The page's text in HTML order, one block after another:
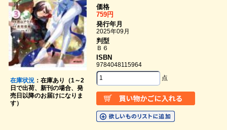
在庫状況：在庫あり（1～2
日で出荷、新刊の場合、発
売日以降のお届けになりま
す）
価格
759円
発行年月
2025年09月
判型
Ｂ６
ISBN
9784048115964
点